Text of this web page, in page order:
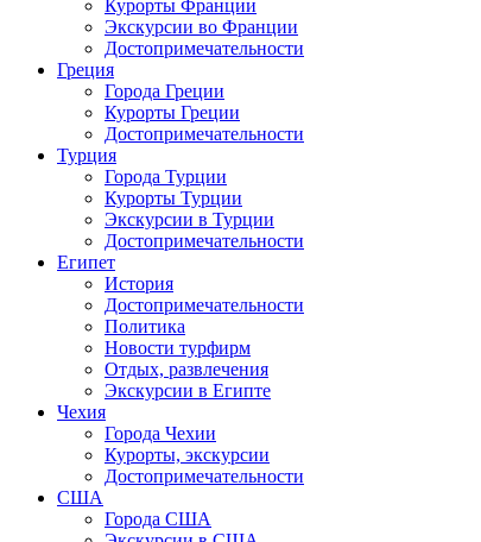
Курорты Франции
Экскурсии во Франции
Достопримечательности
Греция
Города Греции
Курорты Греции
Достопримечательности
Турция
Города Турции
Курорты Турции
Экскурсии в Турции
Достопримечательности
Египет
История
Достопримечательности
Политика
Новости турфирм
Отдых, развлечения
Экскурсии в Египте
Чехия
Города Чехии
Курорты, экскурсии
Достопримечательности
США
Города США